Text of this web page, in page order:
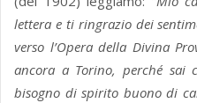
lettera e ti ringrazio dei
verso l’Opera della Divina
ancora a Torino, perché sai
bisogno di spirito buono di